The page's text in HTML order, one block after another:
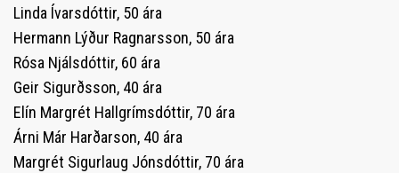
Linda Ívarsdóttir, 50 ára
Hermann Lýður Ragnarsson, 50 ára
Rósa Njálsdóttir, 60 ára
Geir Sigurðsson, 40 ára
Elín Margrét Hallgrímsdóttir, 70 ára
Árni Már Harðarson, 40 ára
Margrét Sigurlaug Jónsdóttir, 70 ára